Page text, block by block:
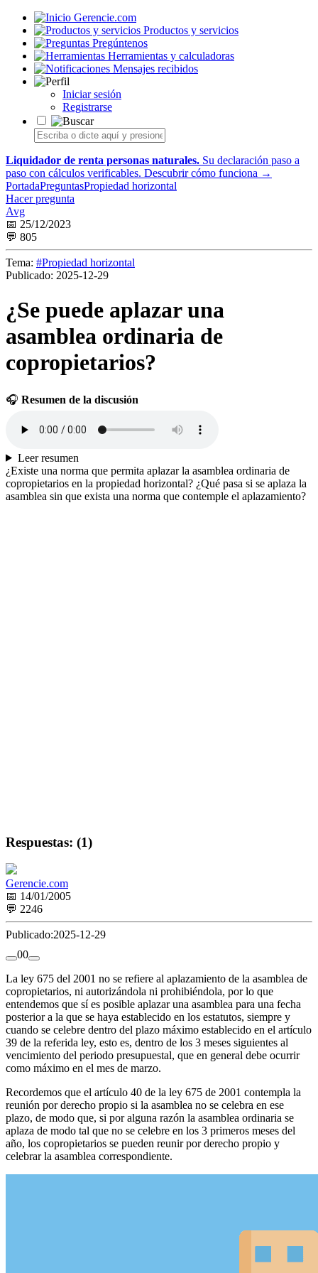
Gerencie.com
Productos y servicios
Pregúntenos
Herramientas y calculadoras
Mensajes recibidos
Iniciar sesión
Registrarse
Liquidador de renta personas naturales. Su declaración paso a
paso con cálculos verificables. Descubrir cómo funciona →
PortadaPreguntasPropiedad horizontal
Hacer pregunta
Avg
📅 25/12/2023
💬 805
Tema: #Propiedad horizontal
Publicado: 2025-12-29
¿Se puede aplazar una
asamblea ordinaria de
copropietarios?
🎧 Resumen de la discusión
Leer resumen
¿Existe una norma que permita aplazar la asamblea ordinaria de
copropietarios en la propiedad horizontal? ¿Qué pasa si se aplaza la
asamblea sin que exista una norma que contemple el aplazamiento?
Respuestas: (1)
Gerencie.com
📅 14/01/2005
💬 2246
Publicado:2025-12-29
00
La ley 675 del 2001 no se refiere al aplazamiento de la asamblea de
copropietarios, ni autorizándola ni prohibiéndola, por lo que
entendemos que sí es posible aplazar una asamblea para una fecha
posterior a la que se haya establecido en los estatutos, siempre y
cuando se celebre dentro del plazo máximo establecido en el artículo
39 de la referida ley, esto es, dentro de los 3 meses siguientes al
vencimiento del periodo presupuestal, que en general debe ocurrir
como máximo en el mes de marzo.
Recordemos que el artículo 40 de la ley 675 de 2001 contempla la
reunión por derecho propio si la asamblea no se celebra en ese
plazo, de modo que, si por alguna razón la asamblea ordinaria se
aplaza de modo tal que no se celebre en los 3 primeros meses del
año, los copropietarios se pueden reunir por derecho propio y
celebrar la asamblea correspondiente.